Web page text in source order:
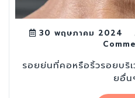
30 พฤษภาคม 2024
รอยย่นที่คอหรือริ้วรอยบริ
ยอื่